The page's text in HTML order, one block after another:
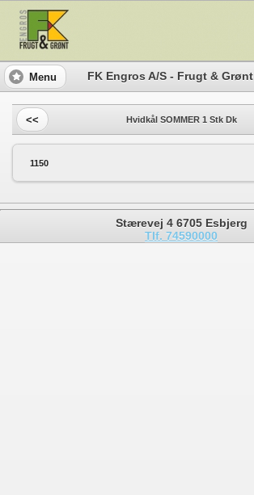
Menu FK Engros A/S - Frugt & Grønt
<< Hvidkål SOMMER 1 Stk Dk
1150
Stærevej 4 6705 Esbjerg
Tlf. 74590000